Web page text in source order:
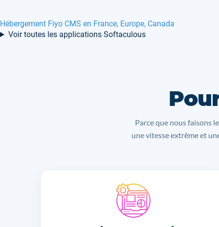
Hébergement Fiyo CMS en France, Europe, Canada
Voir toutes les applications Softaculous
Parce que nous faisons
une vitesse extrême et